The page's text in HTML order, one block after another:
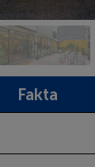
Fakta